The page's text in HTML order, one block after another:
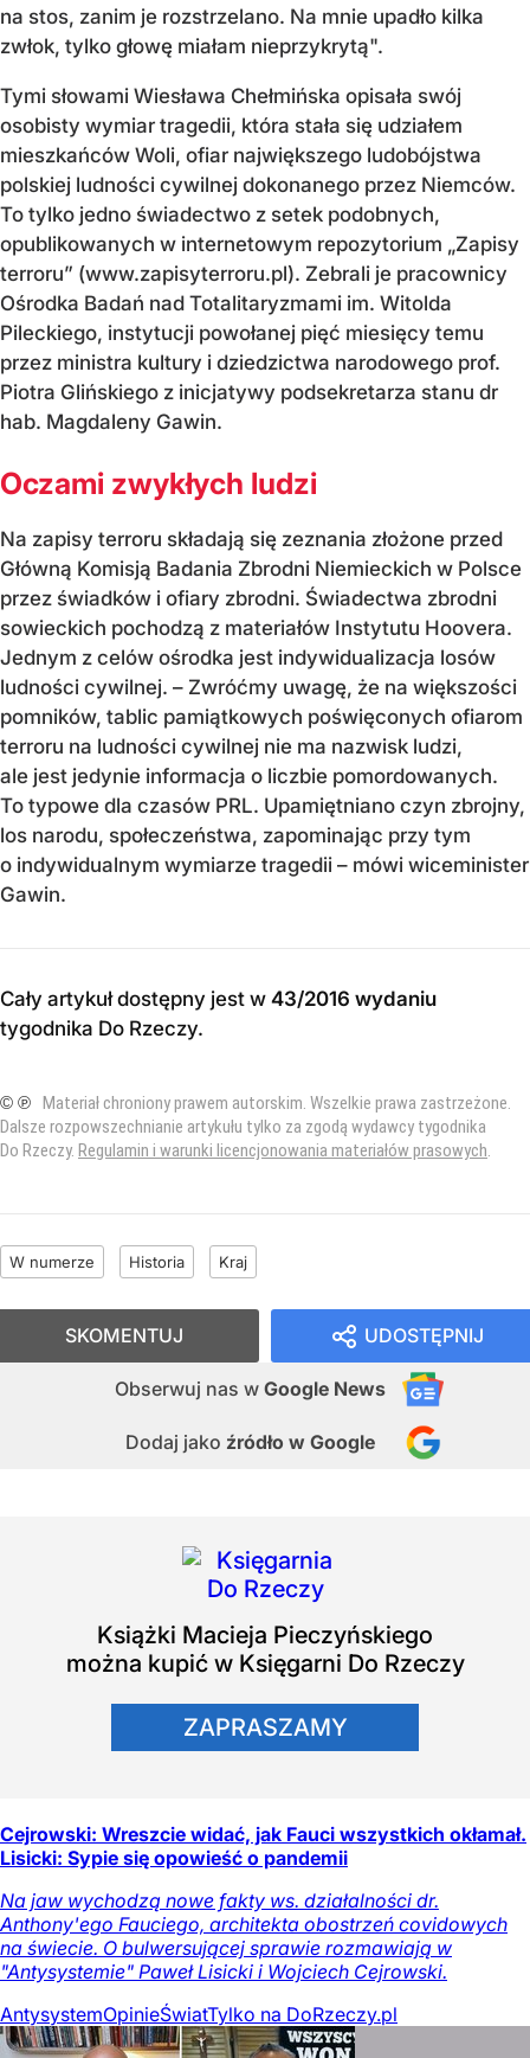
na stos, zanim je rozstrzelano. Na mnie upadło kilka
zwłok, tylko głowę miałam nieprzykrytą".
Tymi słowami Wiesława Chełmińska opisała swój
osobisty wymiar tragedii, która stała się udziałem
mieszkańców Woli, ofiar największego ludobójstwa
polskiej ludności cywilnej dokonanego przez Niemców.
To tylko jedno świadectwo z setek podobnych,
opublikowanych w internetowym repozytorium „Zapisy
terroru” (www.zapisyterroru.pl). Zebrali je pracownicy
Ośrodka Badań nad Totalitaryzmami im. Witolda
Pileckiego, instytucji powołanej pięć miesięcy temu
przez ministra kultury i dziedzictwa narodowego prof.
Piotra Glińskiego z inicjatywy podsekretarza stanu dr
hab. Magdaleny Gawin.
Oczami zwykłych ludzi
Na zapisy terroru składają się zeznania złożone przed
Główną Komisją Badania Zbrodni Niemieckich w Polsce
przez świadków i ofiary zbrodni. Świadectwa zbrodni
sowieckich pochodzą z materiałów Instytutu Hoovera.
Jednym z celów ośrodka jest indywidualizacja losów
ludności cywilnej. – Zwróćmy uwagę, że na większości
pomników, tablic pamiątkowych poświęconych ofiarom
terroru na ludności cywilnej nie ma nazwisk ludzi,
ale jest jedynie informacja o liczbie pomordowanych.
To typowe dla czasów PRL. Upamiętniano czyn zbrojny,
los narodu, społeczeństwa, zapominając przy tym
o indywidualnym wymiarze tragedii – mówi wiceminister
Gawin.
Cały artykuł dostępny jest w 43/2016 wydaniu
tygodnika Do Rzeczy.
© ℗ Materiał chroniony prawem autorskim. Wszelkie prawa zastrzeżone.
Dalsze rozpowszechnianie artykułu tylko za zgodą wydawcy tygodnika
Do Rzeczy. Regulamin i warunki licencjonowania materiałów prasowych.
W numerze Historia Kraj
UDOSTĘPNIJ
Obserwuj nas w Google News
Dodaj jako źródło w Google
SKOMENTUJ
Książki Macieja Pieczyńskiego
można kupić w Księgarni Do Rzeczy
ZAPRASZAMY
Cejrowski: Wreszcie widać, jak Fauci wszystkich okłamał.
Lisicki: Sypie się opowieść o pandemii
Na jaw wychodzą nowe fakty ws. działalności dr.
Anthony'ego Fauciego, architekta obostrzeń covidowych
na świecie. O bulwersującej sprawie rozmawiają w
"Antysystemie" Paweł Lisicki i Wojciech Cejrowski.
AntysystemOpinieŚwiatTylko na DoRzeczy.pl